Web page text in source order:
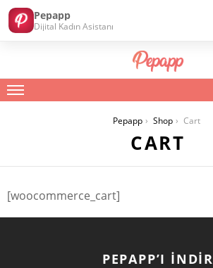
Menu
Pepapp Shop Cart
CART
[woocommerce_cart]
PEPAPP’I İNDIR
Pepapp
Dijital Kadın Asistanı